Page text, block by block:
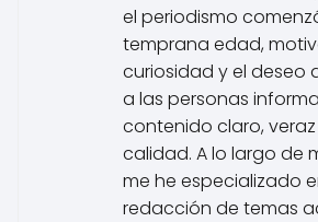
el periodismo
temprana edad,
curiosidad y el deseo
a las personas
contenido claro,
calidad. A lo largo de
me he especializado
redacción de temas